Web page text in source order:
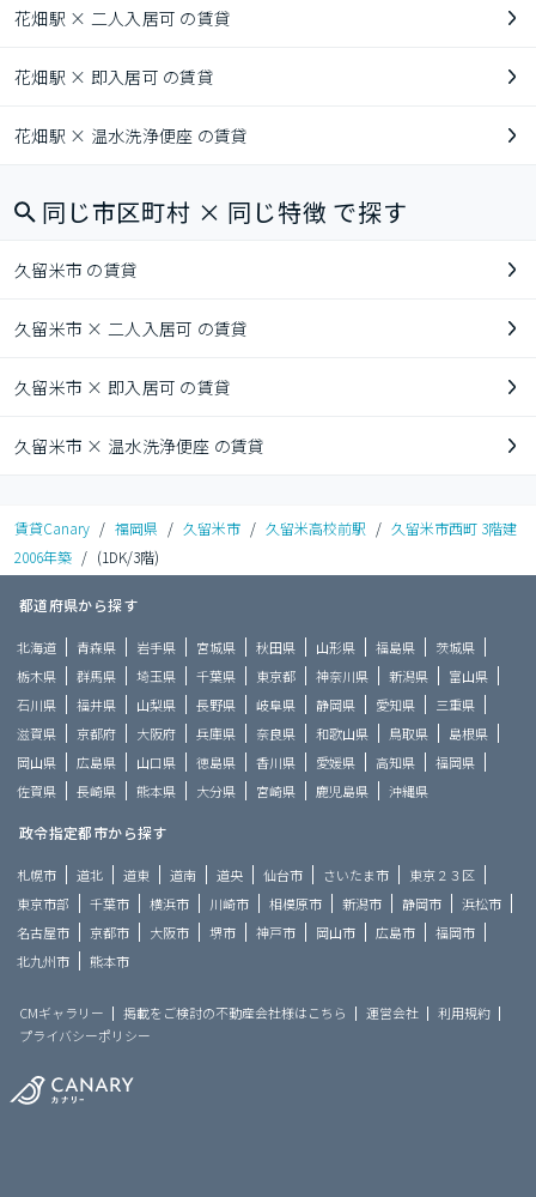
花畑駅 × 二人入居可 の賃貸
花畑駅 × 即入居可 の賃貸
花畑駅 × 温水洗浄便座 の賃貸
同じ市区町村 × 同じ特徴 で探す
久留米市 の賃貸
久留米市 × 二人入居可 の賃貸
久留米市 × 即入居可 の賃貸
久留米市 × 温水洗浄便座 の賃貸
賃貸Canary / 福岡県 / 久留米市 / 久留米高校前駅 / 久留米市西町 3階建
2006年築 / (1DK/3階)
都道府県から探す
北海道 青森県 岩手県 宮城県 秋田県 山形県 福島県
茨城県
栃木県
群馬県 埼玉県 千葉県 東京都 神奈川県 新潟県
富山県
石川県
福井県 山梨県 長野県 岐阜県 静岡県 愛知県
三重県
滋賀県
京都府 大阪府 兵庫県 奈良県 和歌山県 鳥取県
島根県
岡山県
広島県 山口県 徳島県 香川県 愛媛県 高知県
福岡県
佐賀県
長崎県 熊本県 大分県 宮崎県 鹿児島県 沖縄県
政令指定都市から探す
札幌市 道北 道東 道南 道央 仙台市 さいたま市
東京２３区
東京市部
千葉市 横浜市 川崎市 相模原市 新潟市 静岡市
浜松市
名古屋市
京都市 大阪市 堺市 神戸市 岡山市 広島市
福岡市
北九州市
熊本市
CMギャラリー 掲載をご検討の不動産会社様はこちら 運営会社
利用規約
プライバシーポリシー